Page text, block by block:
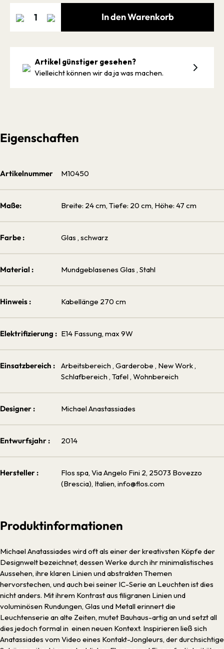
In den Warenkorb
Artikel günstiger gesehen?
Vielleicht können wir da ja was machen.
Eigenschaften
Artikelnummer M10450
Maße: Breite: 24 cm, Tiefe: 20 cm, Höhe: 47 cm
Farbe : Glas , schwarz
Material : Mundgeblasenes Glas , Stahl
Hinweis : Kabellänge 270 cm
Elektrifizierung : E14 Fassung, max 9W
Einsatzbereich : Arbeitsbereich , Garderobe , New Work ,
Schlafbereich , Tafel , Wohnbereich
Designer : Michael Anastassiades
Entwurfsjahr : 2014
Hersteller :
Flos spa, Via Angelo Fini 2, 25073 Bovezzo
(Brescia), Italien, info@flos.com
Produktinformationen
Michael Anatassiades wird oft als einer der kreativsten Köpfe der
Designwelt bezeichnet, dessen Werke durch ihr minimalistisches
Aussehen, ihre klaren Linien und abstrakten Themen
hervorstechen, und auch bei seiner IC-Serie an Leuchten ist dies
nicht anders. Mit ihrem Kontrast aus filigranen Linien und
voluminösen Rundungen, Glas und Metall erinnert die
Leuchtenserie an alte Zeiten, mutet Bauhaus-artig an und setzt all
dies jedoch formal in einen neuen Kontext. Inspirieren ließ sich
Anatassiades vom Video eines Kontakt-Jongleurs, der durchsichtige